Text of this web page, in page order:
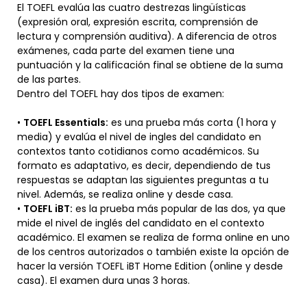
El TOEFL evalúa las cuatro destrezas lingüísticas
(expresión oral, expresión escrita, comprensión de
lectura y comprensión auditiva). A diferencia de otros
exámenes, cada parte del examen tiene una
puntuación y la calificación final se obtiene de la suma
de las partes.
Dentro del TOEFL hay dos tipos de examen:
• TOEFL Essentials: es una prueba más corta (1 hora y
media) y evalúa el nivel de ingles del candidato en
contextos tanto cotidianos como académicos. Su
formato es adaptativo, es decir, dependiendo de tus
respuestas se adaptan las siguientes preguntas a tu
nivel. Además, se realiza online y desde casa.
• TOEFL iBT: es la prueba más popular de las dos, ya que
mide el nivel de inglés del candidato en el contexto
académico. El examen se realiza de forma online en uno
de los centros autorizados o también existe la opción de
hacer la versión TOEFL iBT Home Edition (online y desde
casa). El examen dura unas 3 horas.